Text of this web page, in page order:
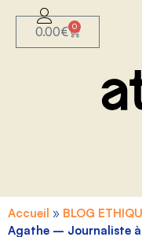
0.00€ 0
Accueil » BLOG
Agathe – Journaliste à